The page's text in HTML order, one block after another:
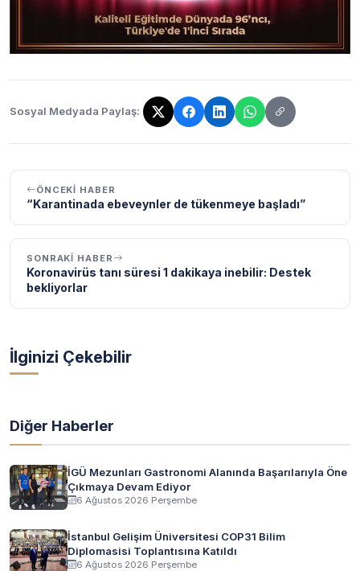
Sosyal Medyada Paylaş:
Bağlantı kopyalandı!
ÖNCEKI HABER
“Karantinada ebeveynler de tükenmeye başladı”
SONRAKI HABER
Koronavirüs tanı süresi 1 dakikaya inebilir: Destek
bekliyorlar
İlginizi Çekebilir
Diğer Haberler
İGÜ Mezunları Gastronomi Alanında Başarılarıyla Öne
Çıkmaya Devam Ediyor
6 Ağustos 2026 Perşembe
İstanbul Gelişim Üniversitesi COP31 Bilim
Diplomasisi Toplantısına Katıldı
6 Ağustos 2026 Perşembe